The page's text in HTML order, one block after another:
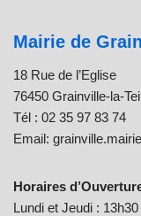
Mairie de
18 Rue de l’Eglise
76450 Grainville-la-
Tél : 02 35 97 83 74
Email:
Horaires
Lundi et Jeudi :